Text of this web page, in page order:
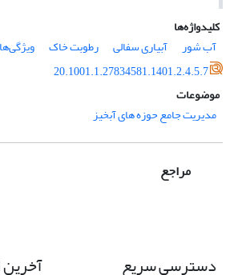
کلیدواژه‌ها
آب شور
آبیاری سفالی رطوبت خاک
20.1001.1.27834581.1401.2.4.5.7
موضوعات
مدیریت جامع حوزه های آبخیز
مراجع
دسترسی سریع آخرین